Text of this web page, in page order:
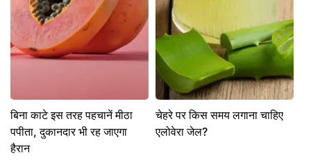
बिना काटे इस तरह पहचानें मीठा
पपीता, दुकानदार भी रह जाएगा
हैरान
चेहरे पर किस समय लगाना चाहिए
एलोवेरा जेल?